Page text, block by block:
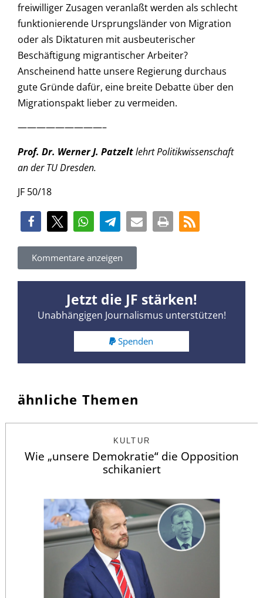
freiwilliger Zusagen veranlaßt werden als schlecht
funktionierende Ursprungsländer von Migration
oder als Diktaturen mit ausbeuterischer
Beschäftigung migrantischer Arbeiter?
Anscheinend hatte unsere Regierung durchaus
gute Gründe dafür, eine breite Debatte über den
Migrationspakt lieber zu vermeiden.
—————————–
Prof. Dr. Werner J. Patzeltlehrt Politikwissenschaft
an der TU Dresden.
JF 50/18
Kommentare anzeigen
Jetzt die JF stärken!
Unabhängigen Journalismus unterstützen!
Spenden
ähnliche Themen
KULTUR
Wie „unsere Demokratie“ die Opposition
schikaniert